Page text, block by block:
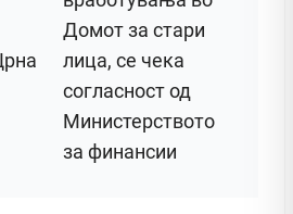
Домот за стари
лица, се чека
согласност од
Министерството
за финансии